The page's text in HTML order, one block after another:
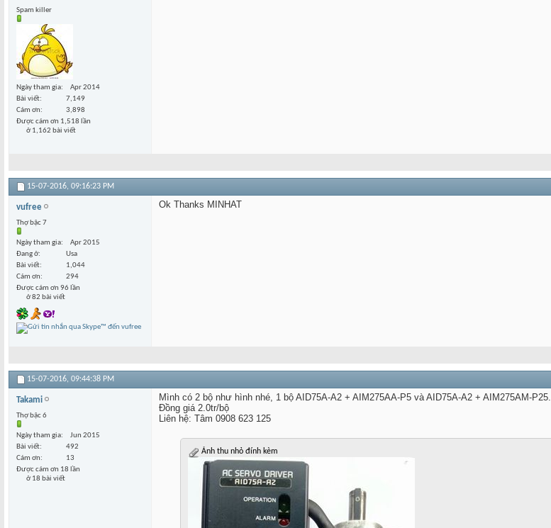
Spam killer
Ngày tham gia
Apr 2014
Bài viết
7,149
Cám ơn
3,898
Được cám ơn 1,518 lần
ở 1,162 bài viết
15-07-2016, 09:16:23 PM
vufree
Thợ bậc 7
Ngày tham gia
Apr 2015
Đang ở
Usa
Bài viết
1,044
Cám ơn
294
Được cám ơn 96 lần
ở 82 bài viết
Ok Thanks MINHAT
15-07-2016, 09:44:38 PM
Takami
Thợ bậc 6
Ngày tham gia
Jun 2015
Bài viết
492
Cám ơn
13
Được cám ơn 18 lần
ở 18 bài viết
Mình có 2 bộ như hình nhé, 1 bộ AID75A-A2 + AIM275AA-P5 và AID75A-A2 + AIM275AM-P25.
Đồng giá 2.0tr/bộ
Liên hệ: Tâm 0908 623 125
Ảnh thu nhỏ đính kèm